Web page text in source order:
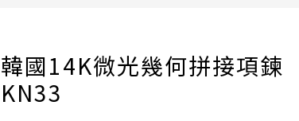
韓國14K微光幾何拼接項鍊
KN33